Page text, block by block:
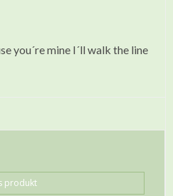
you´re mine I´ll walk the line
produkt